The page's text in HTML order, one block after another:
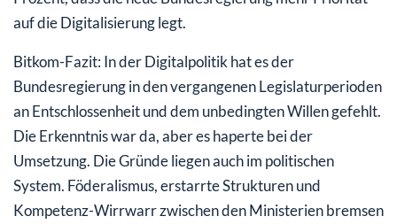
auf die Digitalisierung legt.
Bitkom-Fazit: In der Digitalpolitik hat es der
Bundesregierung in den vergangenen Legislaturperioden
an Entschlossenheit und dem unbedingten Willen gefehlt.
Die Erkenntnis war da, aber es haperte bei der
Umsetzung. Die Gründe liegen auch im politischen
System. Föderalismus, erstarrte Strukturen und
Kompetenz-Wirrwarr zwischen den Ministerien bremsen